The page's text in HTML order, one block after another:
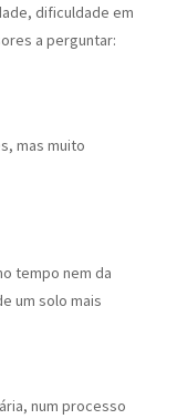
dificuldade em
a perguntar:
mas muito
tempo nem da
um solo mais
num processo